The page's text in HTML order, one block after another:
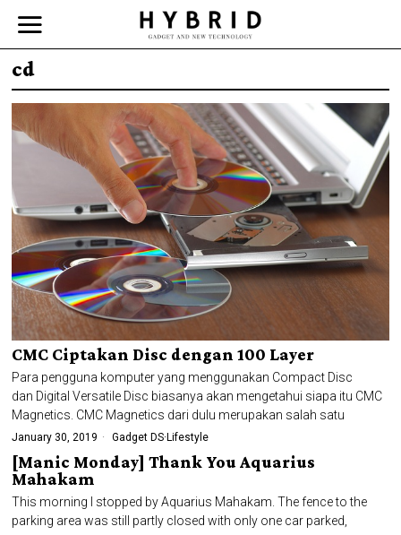
cd
CMC Ciptakan Disc dengan 100 Layer
Para pengguna komputer yang menggunakan Compact Disc
dan Digital Versatile Disc biasanya akan mengetahui siapa itu CMC
Magnetics. CMC Magnetics dari dulu merupakan salah satu
January 30, 2019 Gadget DS·Lifestyle
[Manic Monday] Thank You Aquarius
Mahakam
This morning I stopped by Aquarius Mahakam. The fence to the
parking area was still partly closed with only one car parked,